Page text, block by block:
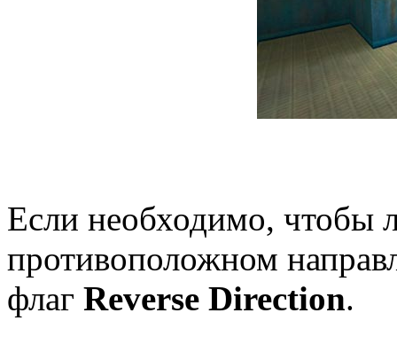
Если необходимо, чтобы
противоположном
флаг Reverse Direction.